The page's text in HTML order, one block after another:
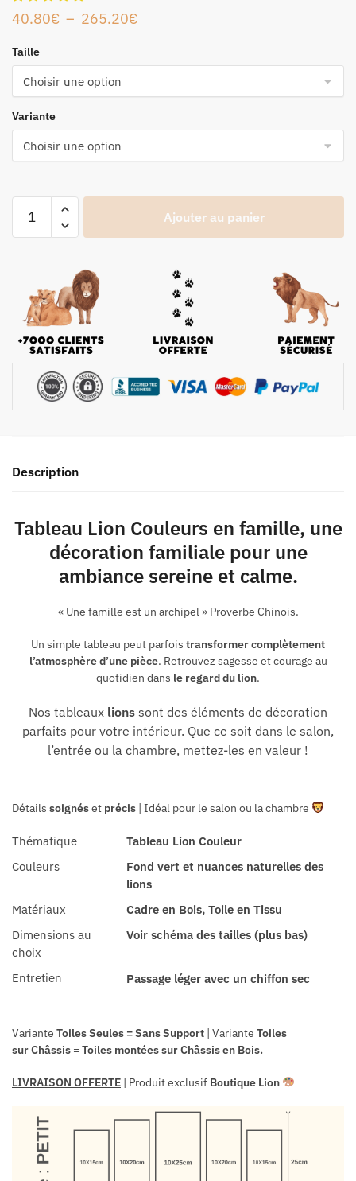
40.80€ – 265.20€
Taille
Variante
Ajouter au panier
Description
Tableau Lion Couleurs en famille, une
décoration familiale pour une
ambiance sereine et calme.
« Une famille est un archipel » Proverbe Chinois.
Un simple tableau peut parfois transformer complètement
l’atmosphère d’une pièce. Retrouvez sagesse etcourage au
quotidien dans le regard du lion.
Nos tableaux lions sont des éléments de décoration
parfaits pour votre intérieur. Que ce soit dans le salon,
l’entrée ou la chambre, mettez-les en valeur !
Détails soignéset précis | Idéal pour le salon ou la chambre
Thématique
Tableau Lion Couleur
Couleurs
Fond vert et nuances naturelles des
lions
Matériaux
Cadre en Bois, Toile en Tissu
Dimensions au
choix
Voir schéma des tailles (plus bas)
Entretien Passage léger avec un chiffon sec
Variante Toiles Seules = Sans Support | Variante Toiles
surChâssis =Toiles montées surChâssis en Bois.
LIVRAISON OFFERTE | Produit exclusif Boutique Lion